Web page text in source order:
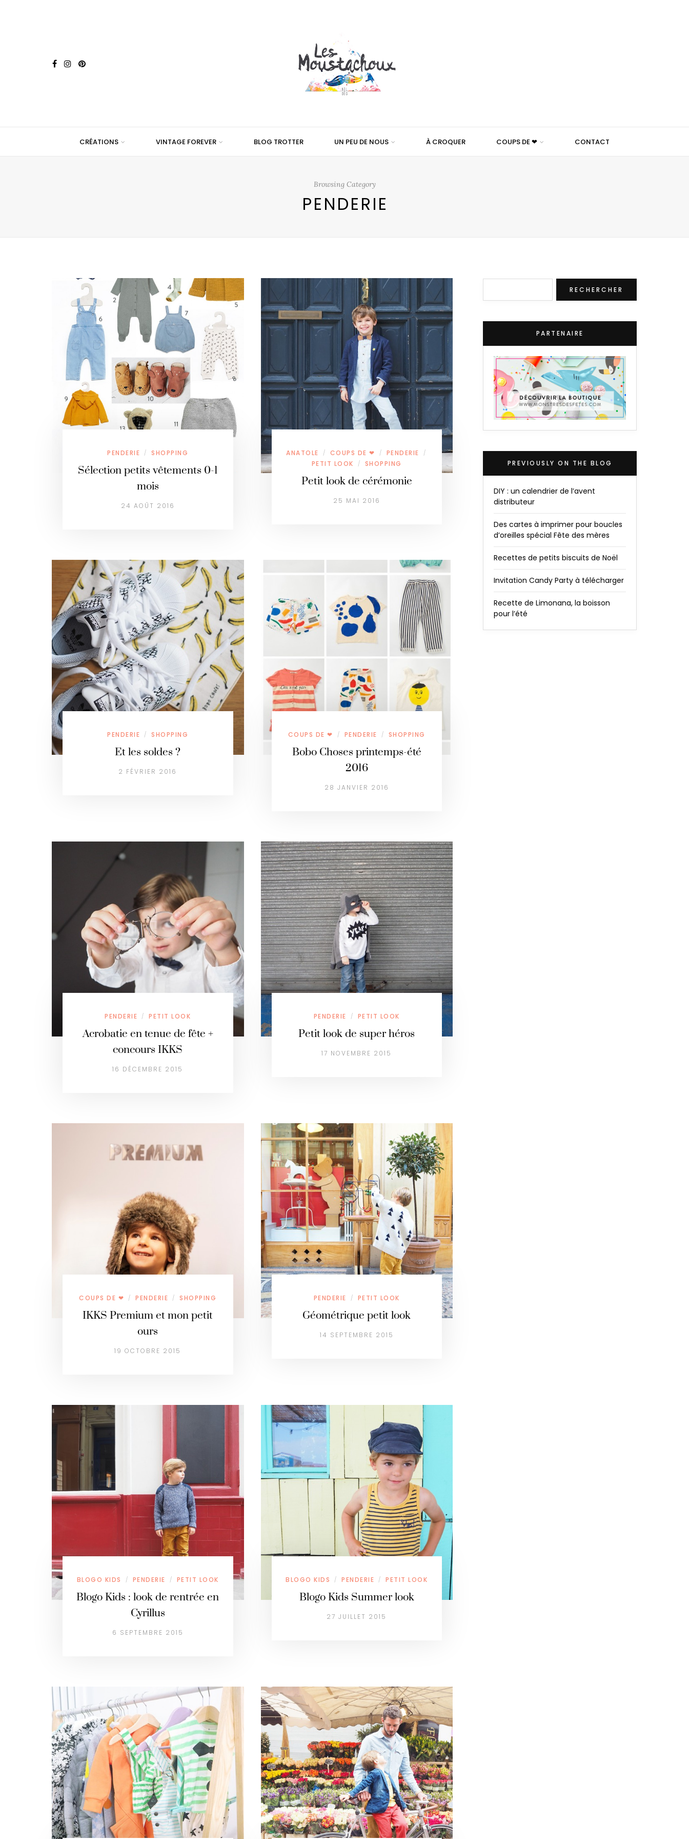
CRÉATIONS VINTAGE FOREVER BLOG TROTTER UN PEU DE NOUS À CROQUER COUPS DE ❤ CONTACT
Browsing Category
PENDERIE
PENDERIE / SHOPPING
Sélection petits vêtements 0-1
mois
24 AOÛT 2016
ANATOLE / COUPS DE ❤ / PENDERIE /
PETIT LOOK / SHOPPING
Petit look de cérémonie
25 MAI 2016
PENDERIE / SHOPPING
Et les soldes ?
2 FÉVRIER 2016
COUPS DE ❤ / PENDERIE / SHOPPING
Bobo Choses printemps-été
2016
28 JANVIER 2016
PENDERIE / PETIT LOOK
Acrobatie en tenue de fête +
concours IKKS
16 DÉCEMBRE 2015
PENDERIE / PETIT LOOK
Petit look de super héros
17 NOVEMBRE 2015
COUPS DE ❤ / PENDERIE / SHOPPING
IKKS Premium et mon petit
ours
19 OCTOBRE 2015
PENDERIE / PETIT LOOK
Géométrique petit look
14 SEPTEMBRE 2015
BLOGO KIDS / PENDERIE / PETIT LOOK
Blogo Kids : look de rentrée en
Cyrillus
6 SEPTEMBRE 2015
BLOGO KIDS / PENDERIE / PETIT LOOK
Blogo Kids Summer look
27 JUILLET 2015
RECHERCHER
PARTENAIRE
PREVIOUSLY ON THE BLOG
DIY : un calendrier de l’avent
distributeur
Des cartes à imprimer pour boucles
d’oreilles spécial Fête des mères
Recettes de petits biscuits de Noël
Invitation Candy Party à télécharger
Recette de Limonana, la boisson
pour l’été